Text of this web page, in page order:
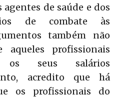
agentes de saúde e dos
de combate às
também não
aqueles profissionais
os seus salários
acredito que há
os profissionais do